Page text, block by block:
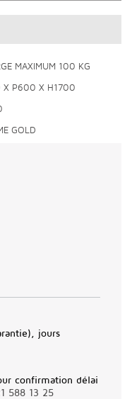
MAXIMUM 100 KG
X P600 X H1700
GOLD
jours
confirmation délai
588 13 25